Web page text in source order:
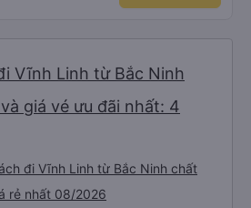
Vĩnh Linh từ Bắc Ninh
giá vé ưu đãi nhất: 4
đi Vĩnh Linh từ Bắc Ninh chất
rẻ nhất 08/2026